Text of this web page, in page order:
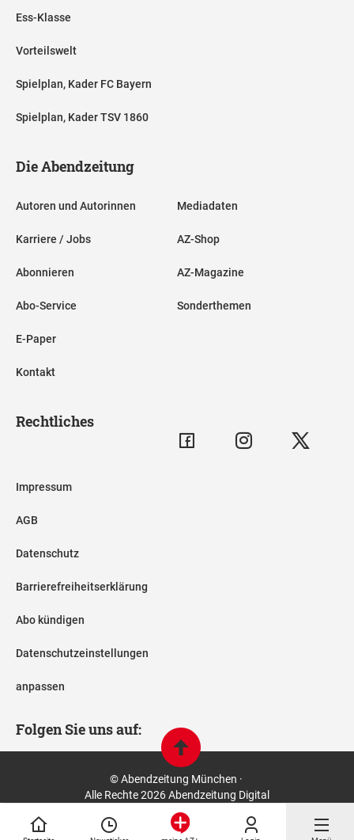
Ess-Klasse
Vorteilswelt
Spielplan, Kader FC Bayern
Spielplan, Kader TSV 1860
Die Abendzeitung
Autoren und Autorinnen
Karriere / Jobs
Abonnieren
Abo-Service
E-Paper
Kontakt
Mediadaten
AZ-Shop
AZ-Magazine
Sonderthemen
Rechtliches
Impressum
AGB
Datenschutz
Barrierefreiheitserklärung
Abo kündigen
Datenschutzeinstellungen
anpassen
Folgen Sie uns auf:
© Abendzeitung München ·
Alle Rechte 2026 Abendzeitung Digital